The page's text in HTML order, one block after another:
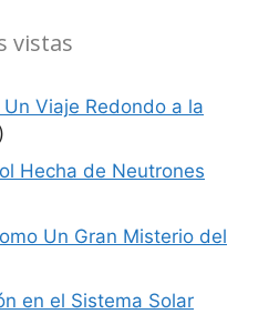
vistas
Viaje Redondo a la
Hecha de Neutrones
Un Gran Misterio del
en el Sistema Solar